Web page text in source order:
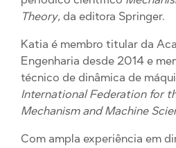
Theory, da editora Springer.
Katia é membro titular da
Engenharia desde 2014 e
técnico de dinâmica de
International Federation for
Mechanism and Machine
Com ampla experiência em